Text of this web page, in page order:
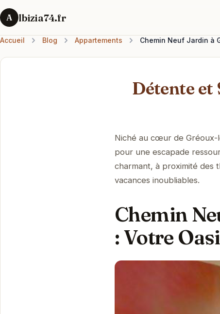
A lbizia74.fr
Accueil Blog Appartements Chemin Neuf Jardin à
Détente et
Niché au cœur de Gréoux-
pour une escapade
charmant, à proximité des
vacances inoubliables.
Chemin
: Votre